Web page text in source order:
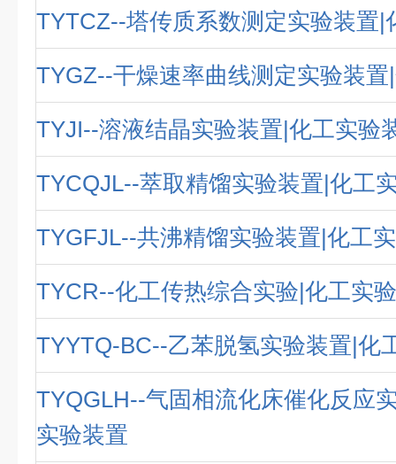
TYTCZ--塔传质系数测定实验装置|
TYGZ--干燥速率曲线测定实验装
TYJI--溶液结晶实验装置|化工实验
TYCQJL--萃取精馏实验装置|化工
TYGFJL--共沸精馏实验装置|化工
TYCR--化工传热综合实验|化工实
TYYTQ-BC--乙苯脱氢实验装置|化
TYQGLH--气固相流化床催化反应
实验装置